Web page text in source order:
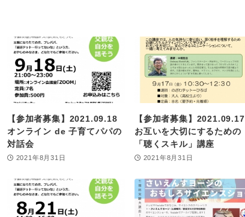
【参加者募集】2021.09.18
オンライン de 子育てパパの
対話会
2021年8月31日
【参加者募集】2021.09.17
お互いを大切にするための
「聴くスキル」講座
2021年8月31日